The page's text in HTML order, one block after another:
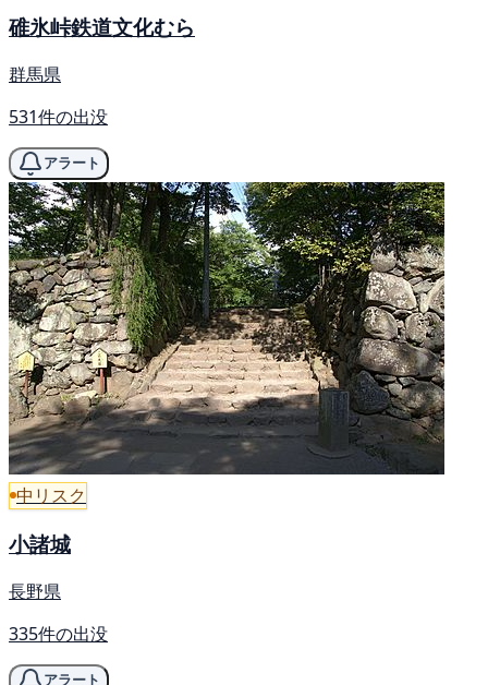
碓氷峠鉄道文化むら
群馬県
531件の出没
アラート
中リスク
小諸城
長野県
335件の出没
アラート